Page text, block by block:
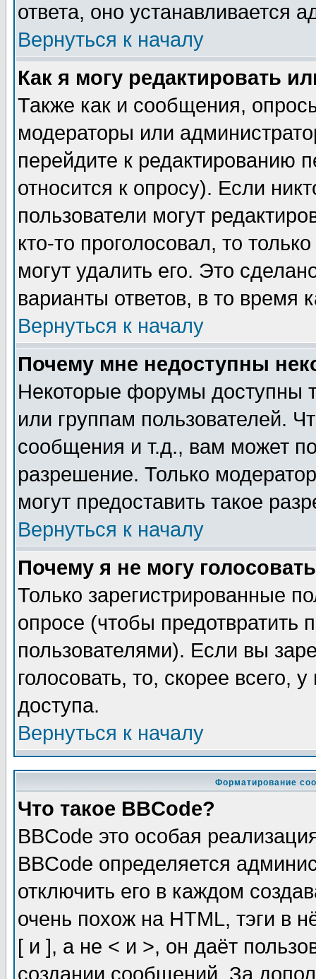
ответа, оно устанавливается
Вернуться к началу
Как я могу редактировать
Также как и сообщения,
модераторы или
перейдите к редактированию
относится к опросу). Если
пользователи могут
кто-то проголосовал, то
могут удалить его. Это
варианты ответов, в то время
Вернуться к началу
Почему мне недоступны
Некоторые форумы доступны
или группам пользователей.
сообщения и т.д., вам может
разрешение. Только
могут предоставить такое
Вернуться к началу
Почему я не могу
Только зарегистрированные
опросе (чтобы предотвратить
пользователями). Если вы
голосовать, то, скорее всего,
доступа.
Вернуться к началу
Форматирование
Что такое BBCode?
BBCode это особая
BBCode определяется
отключить его в каждом
очень похож на HTML, тэги в
[ и ], а не < и >, он даёт
создании сообщений. За